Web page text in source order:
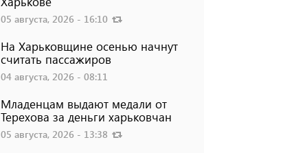
05 августа, 2026 - 16:10
На Харьковщине осенью начнут
считать пассажиров
04 августа, 2026 - 08:11
Младенцам выдают медали от
Терехова за деньги харьковчан
05 августа, 2026 - 13:38